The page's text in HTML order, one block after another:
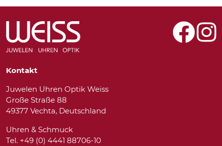
Kontakt
Juwelen Uhren Optik Weiss
Große Straße 88
49377 Vechta, Deutschland
Uhren & Schmuck
Tel. +49 (0) 4441 88706-10